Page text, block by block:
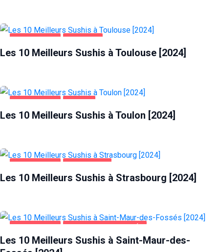
ALIMENTATION TOULOUSE
Les 10 Meilleurs Sushis à Toulouse [2024]
ALIMENTATION TOULON
Les 10 Meilleurs Sushis à Toulon [2024]
ALIMENTATION STRASBOURG
Les 10 Meilleurs Sushis à Strasbourg [2024]
ALIMENTATION SAINT-MAUR-DES-FOSSÉS
Les 10 Meilleurs Sushis à Saint-Maur-des-